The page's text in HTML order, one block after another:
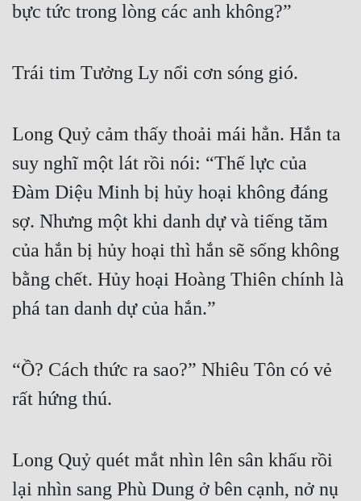
bực tức trong lòng các anh không?”
Trái tim Tưởng Ly nổi cơn sóng gió.
Long Quỷ cảm thấy thoải mái hẳn. Hắn ta
suy nghĩ một lát rồi nói: “Thế lực của
Đàm Diệu Minh bị hủy hoại không đáng
sợ. Nhưng một khi danh dự và tiếng tăm
của hắn bị hủy hoại thì hắn sẽ sống không
bằng chết. Hủy hoại Hoàng Thiên chính là
phá tan danh dự của hắn.”
“Ồ? Cách thức ra sao?” Nhiêu Tôn có vẻ
rất hứng thú.
Long Quỷ quét mắt nhìn lên sân khấu rồi
lại nhìn sang Phù Dung ở bên cạnh, nở nụ